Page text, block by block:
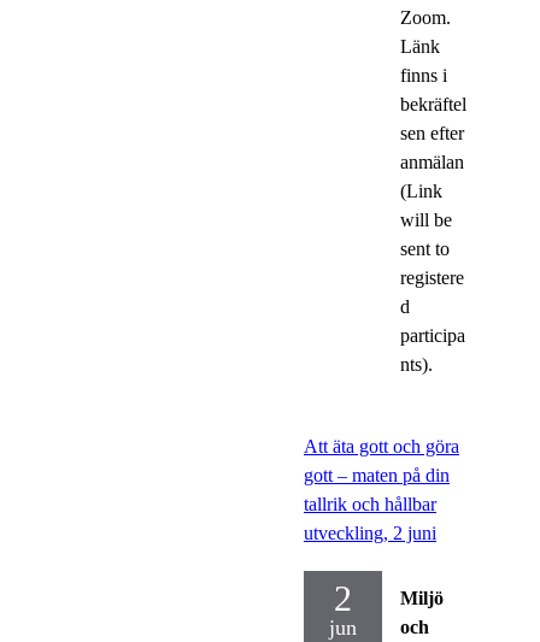
Zoom.
Länk
finns i
bekräftel
sen efter
anmälan
(Link
will be
sent to
registere
d
participa
nts).
Att äta gott och göra
gott – maten på din
tallrik och hållbar
utveckling, 2 juni
2
jun
Miljö
och